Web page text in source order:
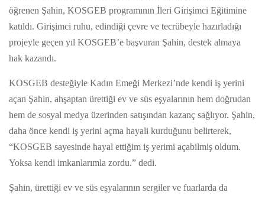
öğrenen Şahin, KOSGEB programının İleri Girişimci Eğitimine
katıldı. Girişimci ruhu, edindiği çevre ve tecrübeyle hazırladığı
projeyle geçen yıl KOSGEB’e başvuran Şahin, destek almaya
hak kazandı.
KOSGEB desteğiyle Kadın Emeği Merkezi’nde kendi iş yerini
açan Şahin, ahşaptan ürettiği ev ve süs eşyalarının hem doğrudan
hem de sosyal medya üzerinden satışından kazanç sağlıyor. Şahin,
daha önce kendi iş yerini açma hayali kurduğunu belirterek,
“KOSGEB sayesinde hayal ettiğim iş yerimi açabilmiş oldum.
Yoksa kendi imkanlarımla zordu.” dedi.
Şahin, ürettiği ev ve süs eşyalarının sergiler ve fuarlarda da